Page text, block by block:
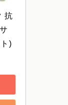
抗
)